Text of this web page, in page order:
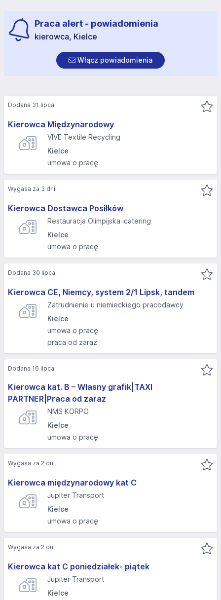
Praca alert - powiadomienia
kierowca, Kielce
Włącz powiadomienia
Kierowca Międzynarodowy
VIVE Textile Recycling
Kielce
umowa o pracę
Dodana 31 lipca
Kierowca Dostawca Posiłków
Restauracja Olimpijska icatering
Kielce
umowa o pracę
Wygasa za 3 dni
Kierowca CE, Niemcy, system 2/1 Lipsk, tandem
Zatrudnienie u niemieckiego pracodawcy
Kielce
umowa o pracę
praca od zaraz
Dodana 30 lipca
Kierowca kat. B – Własny grafik|TAXI
PARTNER|Praca od zaraz
NMS KORPO
Kielce
umowa o pracę
Dodana 16 lipca
Kierowca międzynarodowy kat C
Jupiter Transport
Kielce
umowa o pracę
Wygasa za 2 dni
Kierowca kat C poniedziałek- piątek
Jupiter Transport
Kielce
Wygasa za 2 dni